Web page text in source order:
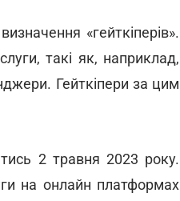
«гейткіперів».
такі як, наприклад,
Гейткіпери за цим
2 травня 2023 року.
на онлайн платформах